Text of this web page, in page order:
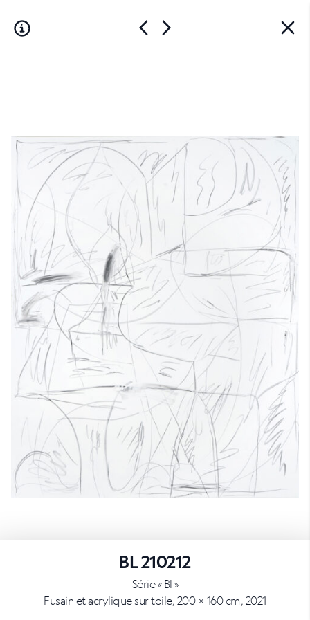
BL 210212
Série « Bl »
Fusain et acrylique sur toile, 200 × 160 cm, 2021